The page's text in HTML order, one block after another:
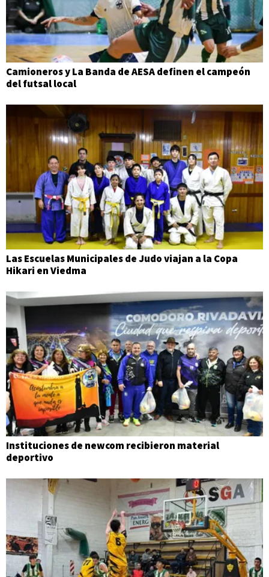
Camioneros y La Banda de AESA definen el campeón
del futsal local
Las Escuelas Municipales de Judo viajan a la Copa
Hikari en Viedma
Instituciones de newcom recibieron material
deportivo